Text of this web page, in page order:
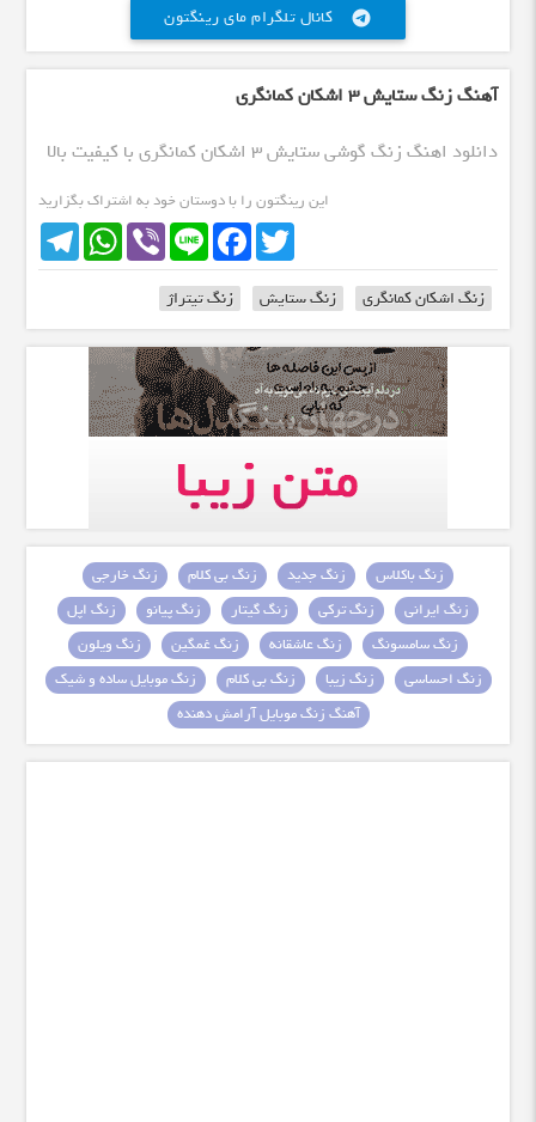
کانال تلگرام مای رینگتون telegram
آهنگ زنگ ستایش 3 اشکان کمانگری
دانلود اهنگ زنگ گوشی ستایش 3 اشکان کمانگری با کیفیت بالا
این رینگتون را با دوستان خود به اشتراک بگزارید
TelegramWhatsApp Viber Line
FacebookTwitter
زنگ اشکان کمانگری زنگ ستایش زنگ تیتراژ
زنگ باکلاس زنگ جدید زنگ بی کلام
زنگ خارجی
زنگ ایرانی
زنگ ترکی زنگ گیتار زنگ پیانو
زنگ اپل
زنگ سامسونگ
زنگ عاشقانه زنگ غمگین
زنگ ویلون
زنگ احساسی
زنگ زیبا زنگ بی کلام
زنگ موبایل ساده و شیک
آهنگ زنگ موبایل آرامش دهنده